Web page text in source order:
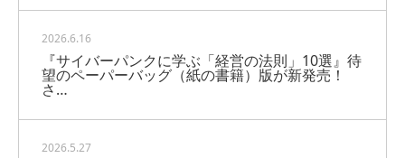
2026.6.16
『サイバーパンクに学ぶ「経営の法則」10選』待
望のペーパーバッグ（紙の書籍）版が新発売！
さ…
2026.5.27